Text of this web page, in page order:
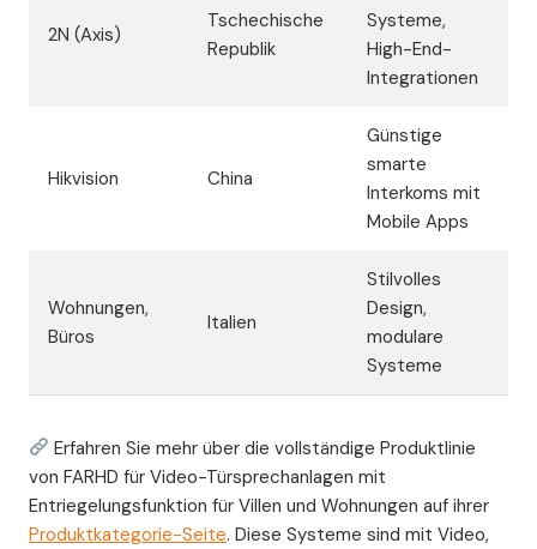
2N (Axis)
Tschechische
Republik
Systeme,
High-End-
Integrationen
Hikvision China
Günstige
smarte
Interkoms mit
Mobile Apps
Wohnungen,
Büros
Italien
Stilvolles
Design,
modulare
Systeme
Erfahren Sie mehr über die vollständige Produktlinie
von FARHD für Video-Türsprechanlagen mit
Entriegelungsfunktion für Villen und Wohnungen auf ihrer
Produktkategorie-Seite. Diese Systeme sind mit Video,